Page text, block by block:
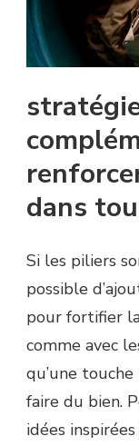
dans
Si les piliers
possible
pour fortifier
comme avec
qu’une
faire du bien.
idées